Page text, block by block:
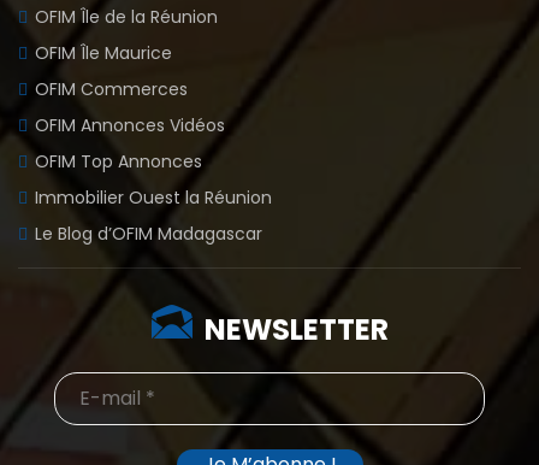
OFIM Île de la Réunion
OFIM Île Maurice
OFIM Commerces
OFIM Annonces Vidéos
OFIM Top Annonces
Immobilier Ouest la Réunion
Le Blog d’OFIM Madagascar
NEWSLETTER